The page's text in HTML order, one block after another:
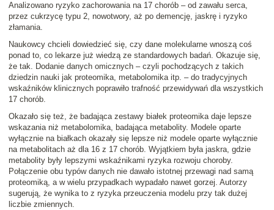
Analizowano ryzyko zachorowania na 17 chorób – od zawału serca,
przez cukrzycę typu 2, nowotwory, aż po demencję, jaskrę i ryzyko
złamania.
Naukowcy chcieli dowiedzieć się, czy dane molekularne wnoszą coś
ponad to, co lekarze już wiedzą ze standardowych badań. Okazuje się,
że tak. Dodanie danych omicznych – czyli pochodzących z takich
dziedzin nauki jak proteomika, metabolomika itp. – do tradycyjnych
wskaźników klinicznych poprawiło trafność przewidywań dla wszystkich
17 chorób.
Okazało się też, że badająca zestawy białek proteomika daje lepsze
wskazania niż metabolomika, badająca metabolity. Modele oparte
wyłącznie na białkach okazały się lepsze niż modele oparte wyłącznie
na metabolitach aż dla 16 z 17 chorób. Wyjątkiem była jaskra, gdzie
metabolity były lepszymi wskaźnikami ryzyka rozwoju choroby.
Połączenie obu typów danych nie dawało istotnej przewagi nad samą
proteomiką, a w wielu przypadkach wypadało nawet gorzej. Autorzy
sugerują, że wynika to z ryzyka przeuczenia modelu przy tak dużej
liczbie zmiennych.